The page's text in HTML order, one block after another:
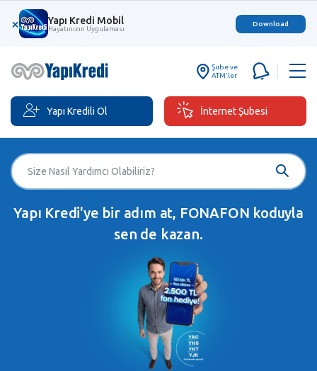
× Yapı Kredi Mobil
Hayatınızın Uygulaması
Download
Şube ve
ATM'ler
Yapı Kredili Ol İnternet Şubesi
Yapı Kredi'ye bir adım at, FONAFON koduyla
sen de kazan.